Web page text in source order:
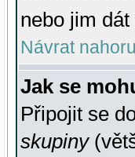
nebo jim
Návrat nahoru
Jak se
Připojit se
skupiny